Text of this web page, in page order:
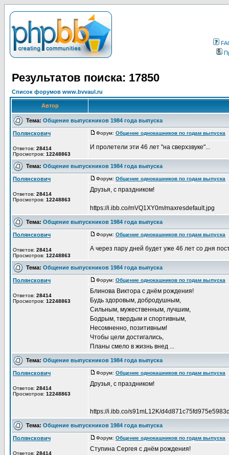
Результатов поиска: 17850
Список форумов www.bvvaul.ru
Автор
Тема: Общение выпускников 1984 года выпуска
Полянскович
Ответов: 28414
Просмотров: 12248863
Форум: Общение однокашников по годам выпуска
И пролетели эти 46 лет "на сверхзвуке"...
Тема: Общение выпускников 1984 года выпуска
Полянскович
Ответов: 28414
Просмотров: 12248863
Форум: Общение однокашников по годам выпуска
Друзья, с праздником!
https://i.ibb.co/mVQ1XY0m/maxresdefault.jpg
Тема: Общение выпускников 1984 года выпуска
Полянскович
Ответов: 28414
Просмотров: 12248863
Форум: Общение однокашников по годам выпуска
А через пару дней будет уже 46 лет со дня
Тема: Общение выпускников 1984 года выпуска
Полянскович
Ответов: 28414
Просмотров: 12248863
Форум: Общение однокашников по годам выпуска
Блинова Виктора с днём рождения!
Будь здоровым, добродушным,
Сильным, мужественным, лучшим,
Бодрым, твердым и спортивным,
Несомненно, позитивным!
Чтобы цели достигались,
Планы смело в жизнь внед ...
Тема: Общение выпускников 1984 года выпуска
Полянскович
Ответов: 28414
Просмотров: 12248863
Форум: Общение однокашников по годам выпуска
Друзья, с праздником!
https://i.ibb.co/s91mL12K/
Тема: Общение выпускников 1984 года выпуска
Полянскович
Ответов: 28414
Форум: Общение однокашников по годам выпуска
Ступина Сергея с днём рождения!